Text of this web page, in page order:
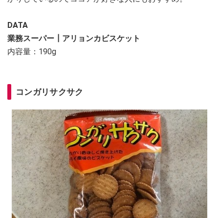
DATA
業務スーパー┃アリョンカビスケット
内容量：190g
コンガリサクサク